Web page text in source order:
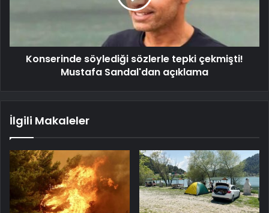
Konserinde söylediği sözlerle tepki çekmişti!
Mustafa Sandal'dan açıklama
İlgili Makaleler